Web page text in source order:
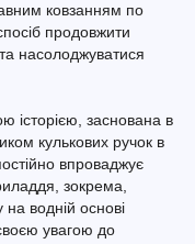
ковзанням по
продовжити
насолоджуватися
історією, заснована в
кулькових ручок в
впроваджує
зокрема,
на водній основі
увагою до